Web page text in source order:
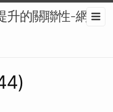
升的關聯性-網路